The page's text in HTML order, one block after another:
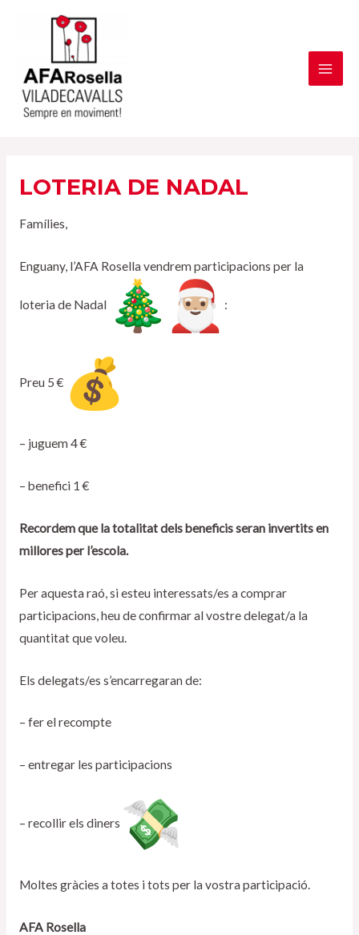
LOTERIA DE NADAL
Famílies,
Enguany, l’AFA Rosella vendrem participacions per la
loteria de Nadal :
Preu 5 €
– juguem 4 €
– benefici 1 €
Recordem que la totalitat dels beneficis seran invertits en
millores per l’escola.
Per aquesta raó, si esteu interessats/es a comprar
participacions, heu de confirmar al vostre delegat/a la
quantitat que voleu.
Els delegats/es s’encarregaran de:
– fer el recompte
– entregar les participacions
– recollir els diners
Moltes gràcies a totes i tots per la vostra participació.
AFA Rosella